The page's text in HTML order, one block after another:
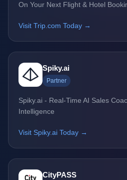
On Your Next Flight & Hotel
Visit Trip.com Today →
Spiky.ai
Partner
Spiky.ai - Real-Time AI Sales
Intelligence
Visit Spiky.ai Today →
CityPASS